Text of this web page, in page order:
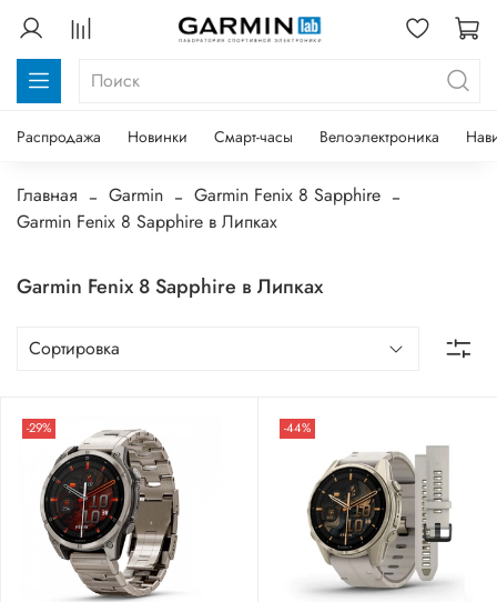
Распродажа Новинки Смарт-часы Велоэлектроника
Главная Garmin
Garmin Fenix 8 Sapphire
Garmin Fenix 8 Sapphire в Липках
Garmin Fenix 8 Sapphire в Липках
-29% -44%